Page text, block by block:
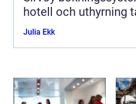
hotell och uthyrning
Julia Ekk